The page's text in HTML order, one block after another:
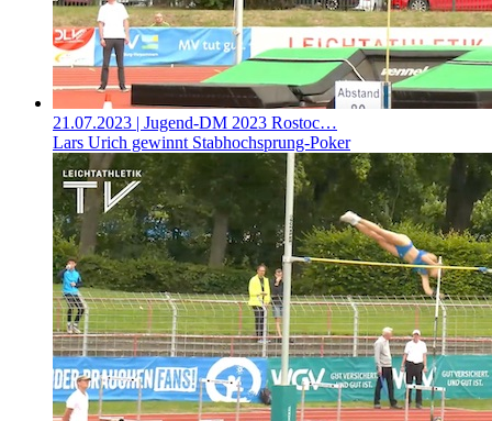
21.07.2023 | Jugend-DM 2023 Rostoc…
Lars Urich gewinnt Stabhochsprung-Poker